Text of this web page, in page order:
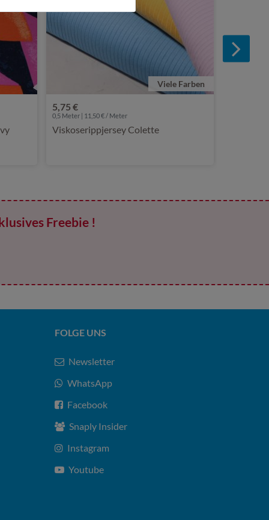
Viele Farben
5,75 €
0,5 Meter | 11,50 € / Meter
Viskoserippjersey Colette
Freebie !
FOLGE UNS
Newsletter
WhatsApp
Facebook
Snaply Insider
Instagram
Youtube